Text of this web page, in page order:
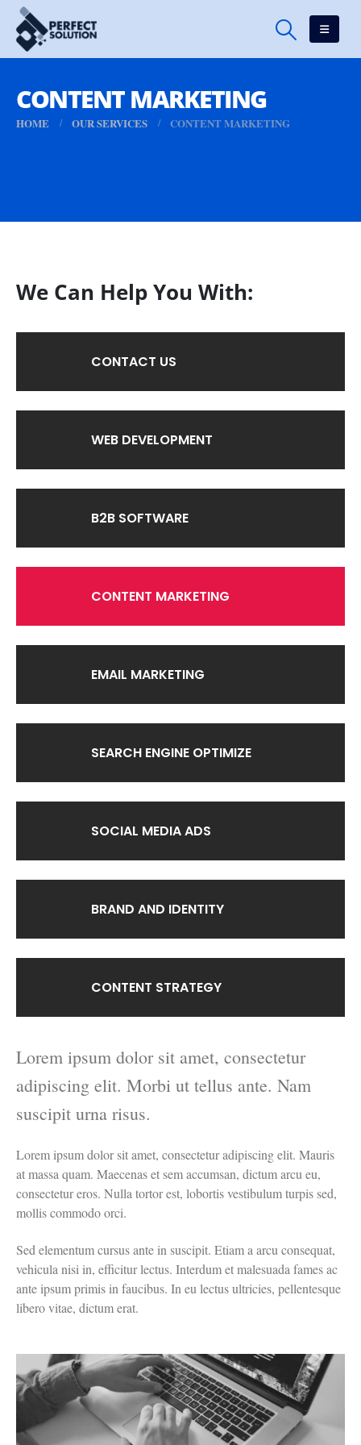
CONTENT MARKETING
HOME OUR SERVICES CONTENT MARKETING
We Can Help You With:
CONTACT US
WEB DEVELOPMENT
B2B SOFTWARE
CONTENT MARKETING
EMAIL MARKETING
SEARCH ENGINE OPTIMIZE
SOCIAL MEDIA ADS
BRAND AND IDENTITY
CONTENT STRATEGY
Lorem ipsum dolor sit amet, consectetur
adipiscing elit. Morbi ut tellus ante. Nam
suscipit urna risus.
Lorem ipsum dolor sit amet, consectetur adipiscing elit. Mauris
at massa quam. Maecenas et sem accumsan, dictum arcu eu,
consectetur eros. Nulla tortor est, lobortis vestibulum turpis sed,
mollis commodo orci.
Sed elementum cursus ante in suscipit. Etiam a arcu consequat,
vehicula nisi in, efficitur lectus. Interdum et malesuada fames ac
ante ipsum primis in faucibus. In eu lectus ultricies, pellentesque
libero vitae, dictum erat.